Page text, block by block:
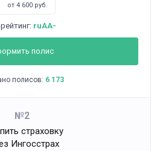
от 4 600 руб.
ruAA-
полис
полисов: 6 173
2